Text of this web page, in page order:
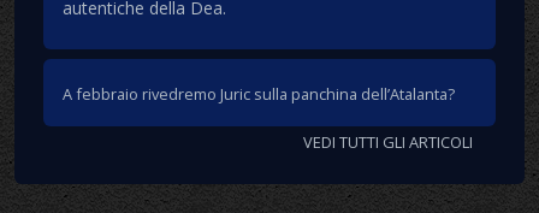
autentiche della Dea.
A febbraio rivedremo Juric sulla panchina dell’Atalanta?
VEDI TUTTI GLI ARTICOLI